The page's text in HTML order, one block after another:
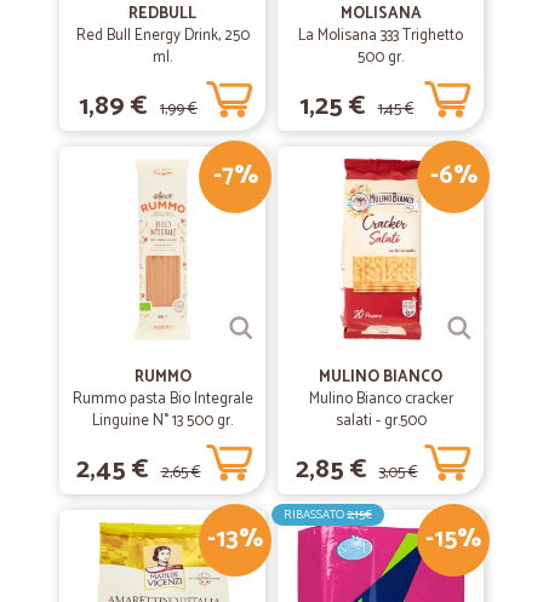
REDBULL
Red Bull Energy Drink, 250
ml.
1,89 € 1,99 €
MOLISANA
La Molisana 333 Trighetto
500 gr.
1,25 € 1,45 €
-7%
RUMMO
Rummo pasta Bio Integrale
Linguine N° 13 500 gr.
2,45 € 2,65 €
-6%
MULINO BIANCO
Mulino Bianco cracker
salati - gr.500
2,85 € 3,05 €
-13% -15%
RIBASSATO2,15€